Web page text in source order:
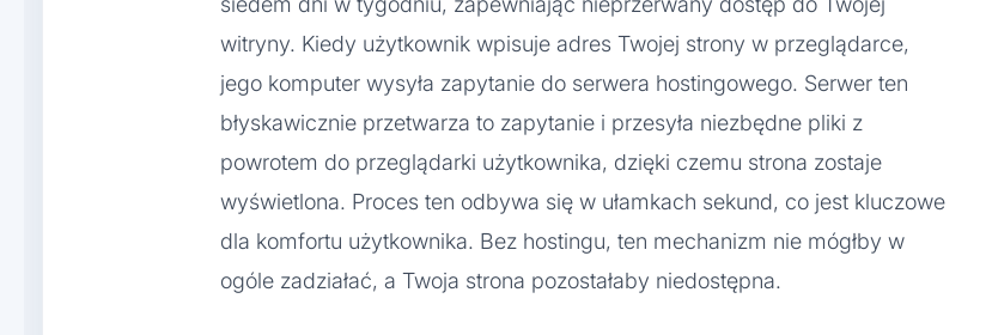
witryny. Kiedy użytkownik wpisuje adres Twojej strony w przeglądarce,
jego komputer wysyła zapytanie do serwera hostingowego. Serwer ten
błyskawicznie przetwarza to zapytanie i przesyła niezbędne pliki z
powrotem do przeglądarki użytkownika, dzięki czemu strona zostaje
wyświetlona. Proces ten odbywa się w ułamkach sekund, co jest kluczowe
dla komfortu użytkownika. Bez hostingu, ten mechanizm nie mógłby w
ogóle zadziałać, a Twoja strona pozostałaby niedostępna.